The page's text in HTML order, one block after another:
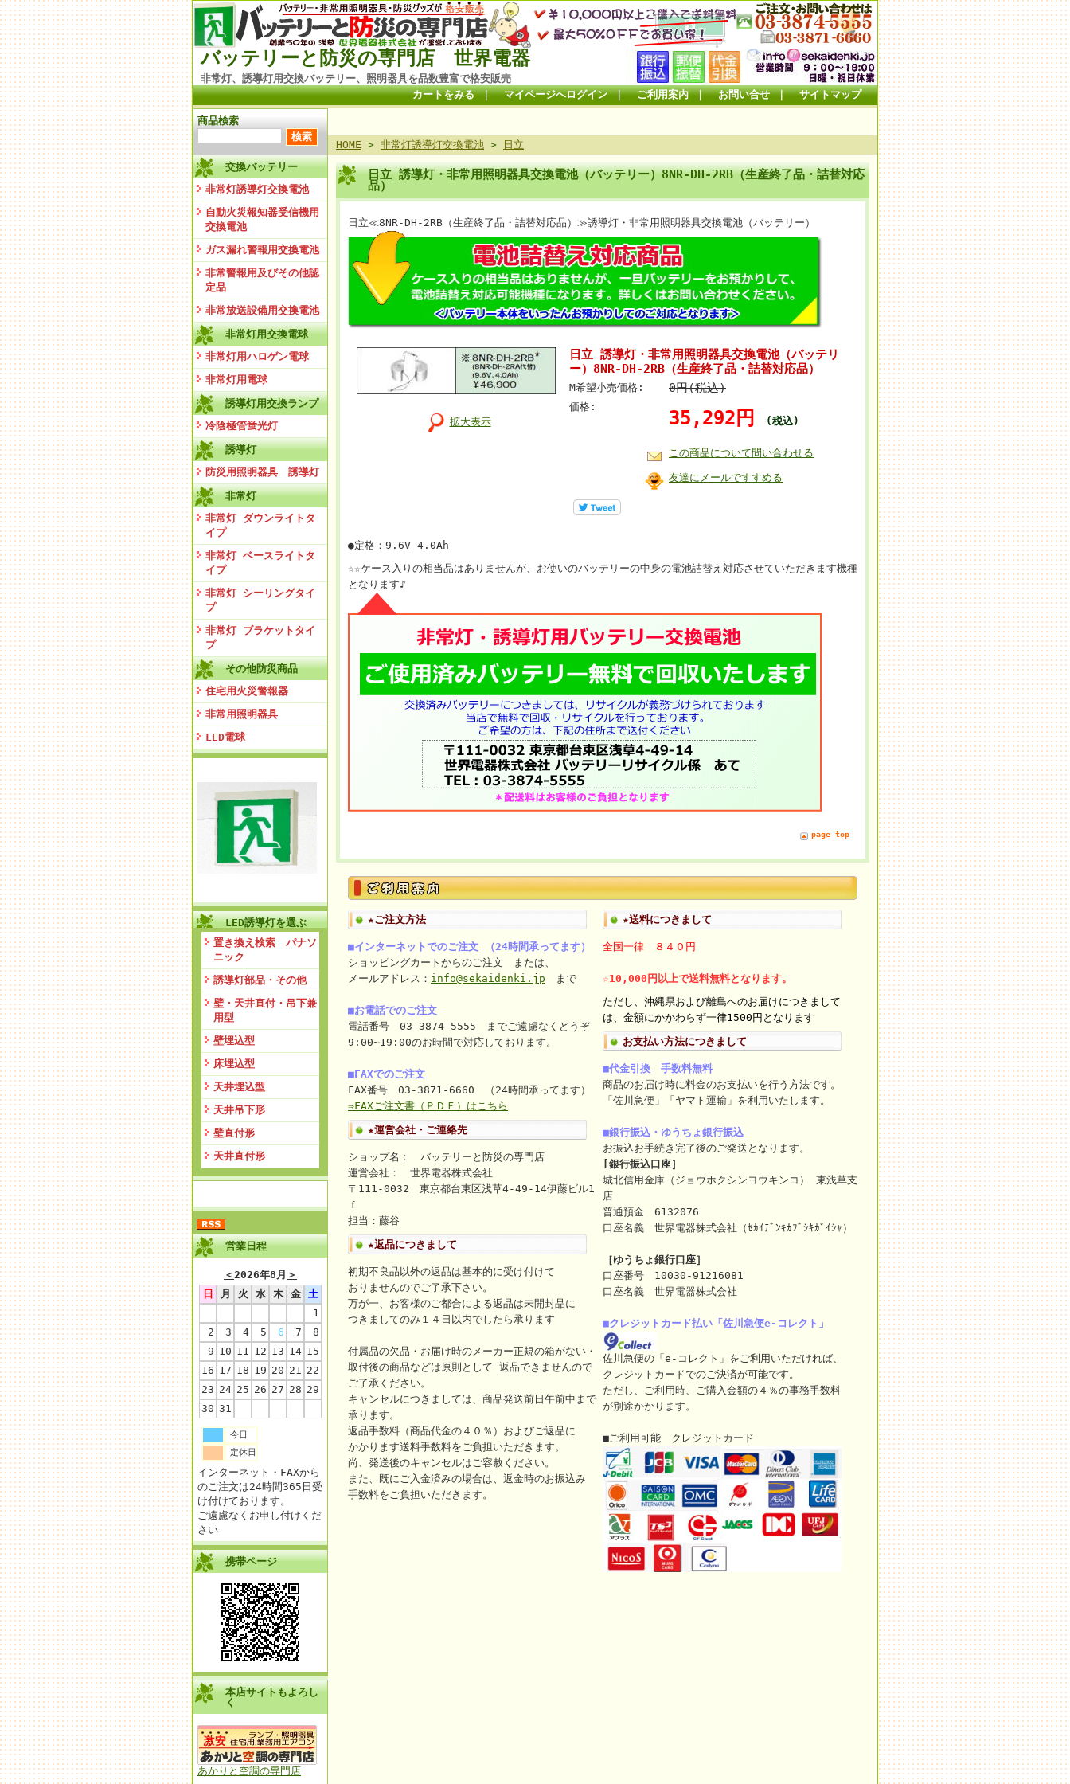
バッテリーと防災の専門店 世界電器
非常灯、誘導灯用交換バッテリー、照明器具を品数豊富で格安販売
カートをみる｜ マイページへログイン｜ ご利用案内｜ お問い合せ｜ サイトマップ
商品検索
交換バッテリー
非常灯誘導灯交換電池
自動火災報知器受信機用
交換電池
ガス漏れ警報用交換電池
非常警報用及びその他認
定品
非常放送設備用交換電池
非常灯用交換電球
非常灯用ハロゲン電球
非常灯用電球
誘導灯用交換ランプ
冷陰極管蛍光灯
誘導灯
防災用照明器具 誘導灯
非常灯
非常灯 ダウンライトタ
イプ
非常灯 ベースライトタ
イプ
非常灯 シーリングタイ
プ
非常灯 ブラケットタイ
プ
その他防災商品
住宅用火災警報器
非常用照明器具
LED電球
LED誘導灯を選ぶ
置き換え検索 パナソ
ニック
誘導灯部品・その他
壁・天井直付・吊下兼
用型
壁埋込型
床埋込型
天井埋込型
天井吊下形
壁直付形
天井直付形
営業日程
＜2026年8月 ＞
日
月 火 水 木 金
土
1
2
3 4 5 6 7
8
9 10 11 12 13 14 15
16 17 18 19 20 21 22
23 24 25 26 27 28 29
30 31
今日
定休日
インターネット・FAXから
のご注文は24時間365日受
け付けております。
ご遠慮なくお申し付けくだ
さい
携帯ページ
本店サイトもよろし
く
あかりと空調の専門店
HOME > 非常灯誘導灯交換電池 > 日立
日立 誘導灯・非常用照明器具交換電池（バッテリー）8NR-DH-2RB（生産終了品・詰替対応
品）
日立≪8NR-DH-2RB（生産終了品・詰替対応品）≫誘導灯・非常用照明器具交換電池（バッテリー）
拡大表示
日立 誘導灯・非常用照明器具交換電池（バッテリ
ー）8NR-DH-2RB（生産終了品・詰替対応品）
M希望小売価格: 0円(税込)
価格:
35,292円 (税込)
この商品について問い合わせる
友達にメールですすめる
●定格：9.6V 4.0Ah
☆☆ケース入りの相当品はありませんが、お使いのバッテリーの中身の電池詰替え対応させていただきます機種
となります♪
page top
★ご注文方法
■インターネットでのご注文 （24時間承ってます）
ショッピングカートからのご注文 または、
メールアドレス： info@sekaidenki.jp まで
■お電話でのご注文
電話番号 03-3874-5555 までご遠慮なくどうぞ
9:00~19:00のお時間で対応しております。
■FAXでのご注文
FAX番号 03-3871-6660 （24時間承ってます）
⇒FAXご注文書（ＰＤＦ）はこちら
★運営会社・ご連絡先
ショップ名： バッテリーと防災の専門店
運営会社： 世界電器株式会社
〒111-0032 東京都台東区浅草4-49-14伊藤ビル1
ｆ
担当：藤谷
★返品につきまして
初期不良品以外の返品は基本的に受け付けて
おりませんのでご了承下さい。
万が一、お客様のご都合による返品は未開封品に
つきましてのみ１４日以内でしたら承ります
付属品の欠品・お届け時のメーカー正規の箱がない・
取付後の商品などは原則として 返品できませんので
ご了承ください。
キャンセルにつきましては、商品発送前日午前中まで
承ります。
返品手数料（商品代金の４０％）およびご返品に
かかります送料手数料をご負担いただきます。
尚、発送後のキャンセルはご容赦ください。
また、既にご入金済みの場合は、返金時のお振込み
手数料をご負担いただきます。
★送料につきまして
全国一律 ８４０円
☆10,000円以上で送料無料となります。
ただし、沖縄県および離島へのお届けにつきまして
は、金額にかかわらず一律1500円となります
お支払い方法につきまして
■代金引換 手数料無料
商品のお届け時に料金のお支払いを行う方法です。
「佐川急便」「ヤマト運輸」を利用いたします。
■銀行振込・ゆうちょ銀行振込
お振込お手続き完了後のご発送となります。
[銀行振込口座］
城北信用金庫（ジョウホクシンヨウキンコ） 東浅草支
店
普通預金 6132076
口座名義 世界電器株式会社（ｾｶｲﾃﾞﾝｷｶﾌﾞｼｷｶﾞｲｼｬ）
［ゆうちょ銀行口座］
口座番号 10030-91216081
口座名義 世界電器株式会社
■クレジットカード払い「佐川急便e-コレクト」
佐川急便の「e-コレクト」をご利用いただければ、
クレジットカードでのご決済が可能です。
ただし、ご利用時、ご購入金額の４％の事務手数料
が別途かかります。
■ご利用可能 クレジットカード